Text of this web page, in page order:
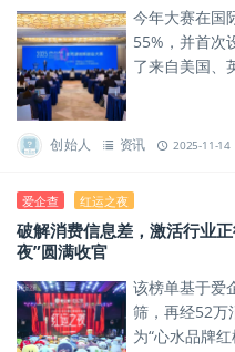
今年大赛在国
55%，并首次
了来自美国、
创始人 资讯 2025-11-14
爱企查 红运之夜
破解消费信息差，激活行业
夜”圆满收官
该榜单基于爱
筛，再经52万
为“心水品牌红